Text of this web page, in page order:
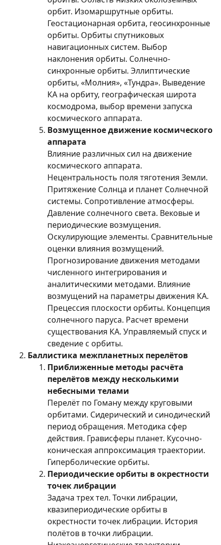
орбит. Изомаршрутные орбиты.
Геостационарная орбита, геосинхронные
орбиты. Орбиты спутниковых
навигационных систем. Выбор
наклонения орбиты. Солнечно-
синхронные орбиты. Эллиптические
орбиты, «Молния», «Тундра». Выведение
КА на орбиту, географическая широта
космодрома, выбор времени запуска
космического аппарата.
Возмущенное движение космического
аппарата
Влияние различных сил на движение
космического аппарата.
Нецентральность поля тяготения Земли.
Притяжение Солнца и планет Солнечной
системы. Сопротивление атмосферы.
Давление солнечного света. Вековые и
периодические возмущения.
Оскулирующие элементы. Сравнительные
оценки влияния возмущений.
Прогнозирование движения методами
численного интегрирования и
аналитическими методами. Влияние
возмущений на параметры движения КА.
Прецессия плоскости орбиты. Концепция
солнечного паруса. Расчет времени
существования КА. Управляемый спуск и
сведение с орбиты.
Баллистика межпланетных перелётов
Приближенные методы расчёта
перелётов между несколькими
небесными телами
Перелёт по Гоману между круговыми
орбитами. Сидерический и синодический
период обращения. Методика сфер
действия. Грависферы планет. Кусочно-
коническая аппроксимация траектории.
Гиперболические орбиты.
Периодические орбиты в окрестности
точек либрации
Задача трех тел. Точки либрации,
квазипериодические орбиты в
окрестности точек либрации. История
полётов в точки либрации.